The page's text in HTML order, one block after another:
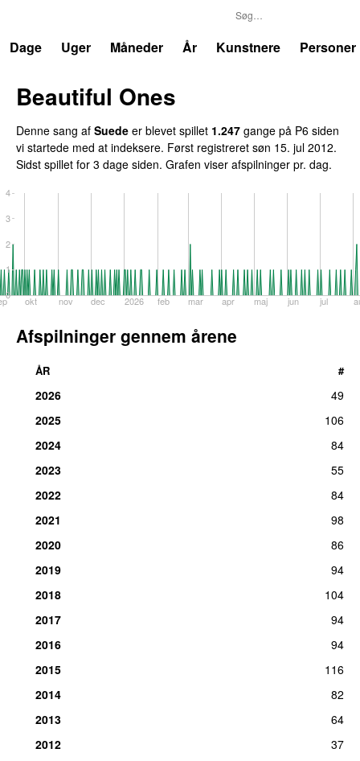
Dage
Uger Måneder År Kunstnere Personer
Beautiful Ones
Denne sang af Suede er blevet spillet 1.247 gange på P6 siden
vi startede med at indeksere. Først registreret søn 15. jul 2012.
Sidst spillet for 3 dage siden. Grafen viser afspilninger pr. dag.
okt nov dec 2026 feb mar apr maj jun jul
0
1
2
3
4
Afspilninger gennem årene
ÅR #
2026
49
2025
106
2024
84
2023
55
2022
84
2021
98
2020
86
2019
94
2018
104
2017
94
2016
94
2015
116
2014
82
2013
64
2012
37